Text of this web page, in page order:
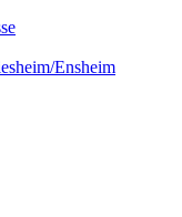
Ensheim